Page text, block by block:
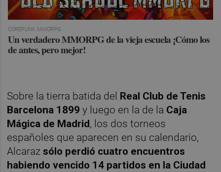
COREPUNK MMORPG
Un verdadero MMORPG de la vieja escuela ¡Cómo los
de antes, pero mejor!
Sobre la tierra batida del Real Club de Tenis
Barcelona 1899 y luego en la de la Caja
Mágica de Madrid, los dos torneos
españoles que aparecen en su calendario,
Alcarazsólo perdió cuatro encuentros
habiendo vencido 14 partidos en la Ciudad